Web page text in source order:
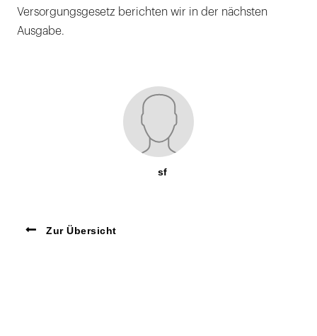
Versorgungsgesetz berichten wir in der nächsten
Ausgabe.
sf
Zur Übersicht